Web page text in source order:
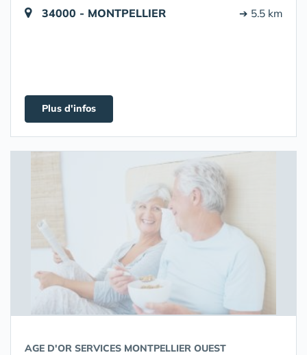
34000 - MONTPELLIER ➔ 5.5 km
Plus d'infos
AGE D'OR SERVICES MONTPELLIER OUEST